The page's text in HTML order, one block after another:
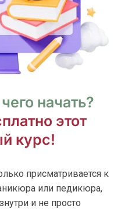
начать?
этот
курс!
присматривается к
или педикюра,
и не просто